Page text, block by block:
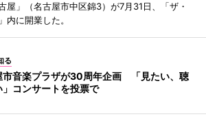
屋」（名古屋市中区錦3）が7月31日、「ザ・
内に開業した。
る
市音楽プラザが30周年企画 「見たい、聴
」コンサートを投票で